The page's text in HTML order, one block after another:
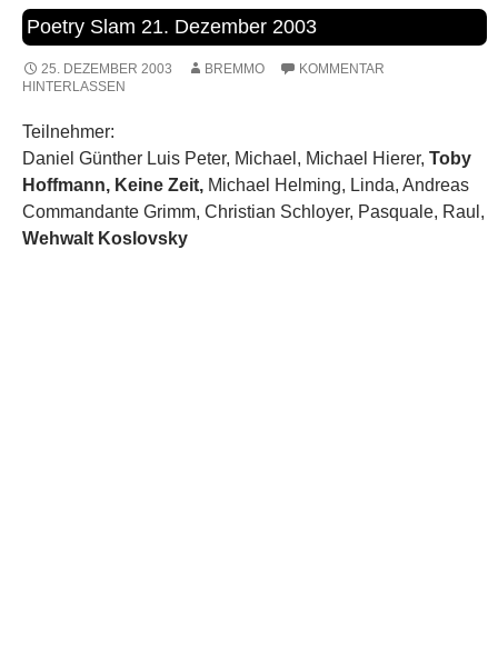
Poetry Slam 21. Dezember 2003
25. DEZEMBER 2003 BREMMO
KOMMENTAR
HINTERLASSEN
Teilnehmer:
Daniel Günther Luis Peter, Michael, Michael Hierer, Toby
Hoffmann, Keine Zeit, Michael Helming, Linda, Andreas
Commandante Grimm, Christian Schloyer, Pasquale, Raul,
Wehwalt Koslovsky